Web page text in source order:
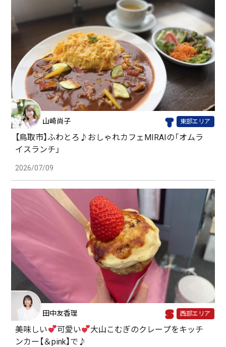
山崎尚子 東部エリア
【鳥取市】ふわとろ♪おしゃれカフェMIRAIの「オムラ
イスランチ」
2026/07/09
田中友香理 西部エリア
美味しい 可愛い
大山こむぎのクレープをキッチ
ンカー【＆pink】で♪